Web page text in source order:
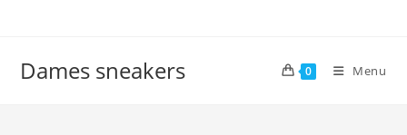
Dames sneakers 0 Menu